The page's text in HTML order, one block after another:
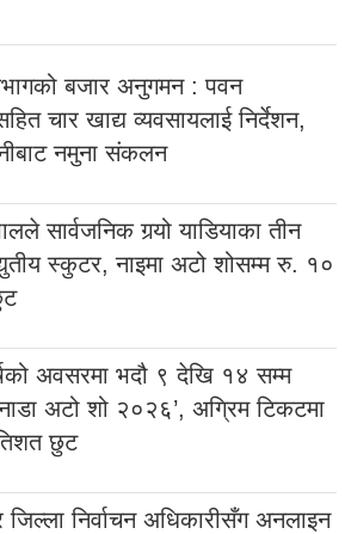
बजार अनुगमन : पवन
चार खाद्य व्यवसायलाई निर्देशन,
नमुना संकलन
सार्वजनिक गर्‍यो याडियाका तीन
स्कुटर, नाइमा अटो शोसम्म रु. १०
अवसरमा भदौ ९ देखि १४ सम्म
अटो शो २०२६’, अग्रिम टिकटमा
छुट
निर्वाचन अधिकारीसँग अनलाइन